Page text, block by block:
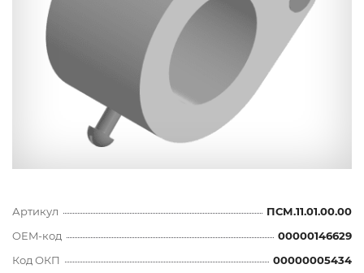
Артикул
ПСМ.11.01.00.00
OEM-код
00000146629
Код ОКП
00000005434